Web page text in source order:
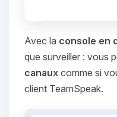
Avec la console en
que surveiller : vous
canaux comme si
client TeamSpeak.